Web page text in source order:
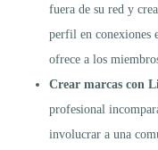
fuera de su red y
perfil en conexiones
ofrece a los
Crear marcas con
profesional
involucrar a una